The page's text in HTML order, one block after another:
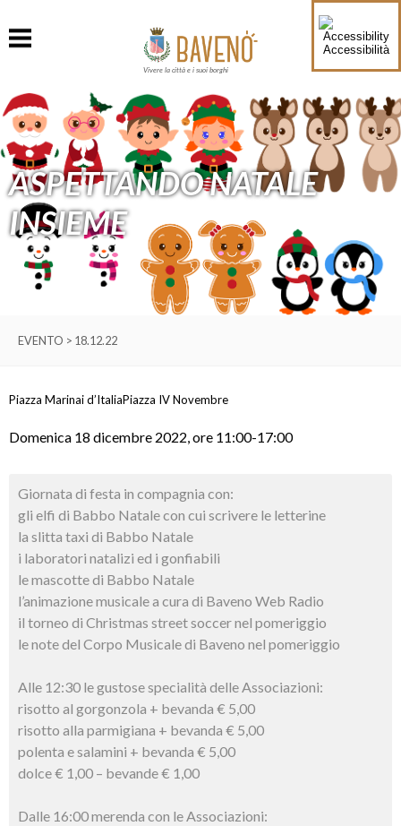
Accessibilità
Vivere la città e i suoi borghi
ASPETTANDO NATALE
INSIEME
EVENTO > 18.12.22
Piazza Marinai d’ItaliaPiazza IV Novembre
Domenica 18 dicembre 2022, ore 11:00-17:00
Giornata di festa in compagnia con:
gli elfi di Babbo Natale con cui scrivere le letterine
la slitta taxi di Babbo Natale
i laboratori natalizi ed i gonfiabili
le mascotte di Babbo Natale
l’animazione musicale a cura di Baveno Web Radio
il torneo di Christmas street soccer nel pomeriggio
le note del Corpo Musicale di Baveno nel pomeriggio
Alle 12:30 le gustose specialità delle Associazioni:
risotto al gorgonzola + bevanda € 5,00
risotto alla parmigiana + bevanda € 5,00
polenta e salamini + bevanda € 5,00
dolce € 1,00 – bevande € 1,00
Dalle 16:00 merenda con le Associazioni: